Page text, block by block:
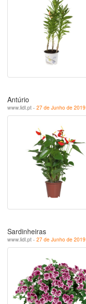
Antúrio
www.lidl.pt - 27 de Junho de 2019
Sardinheiras
www.lidl.pt - 27 de Junho de 2019